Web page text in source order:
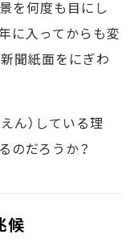
を何度も目にし
に入ってからも変
新聞紙面をにぎわ
ん）している理
のだろうか？
候